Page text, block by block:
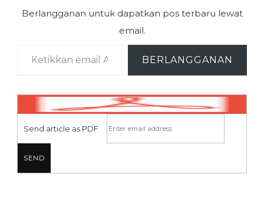
Berlangganan untuk dapatkan pos terbaru lewat
email.
Ketikkan email Anda...
BERLANGGANAN
Send article as PDF